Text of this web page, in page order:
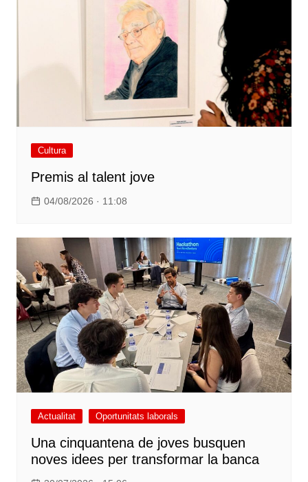
Cultura
Premis al talent jove
04/08/2026 · 11:08
Actualitat Oportunitats laborals
Una cinquantena de joves busquen
noves idees per transformar la banca